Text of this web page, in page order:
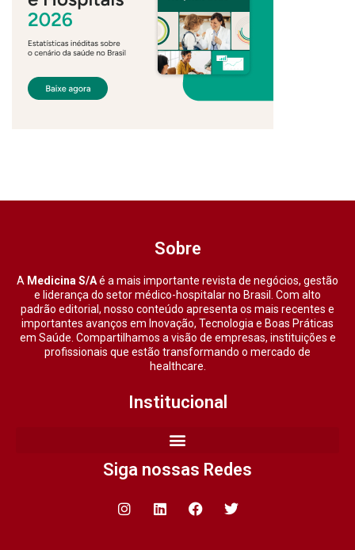
Sobre
A Medicina S/Aé a mais importante revista de negócios, gestão
e liderança do setor médico-hospitalar no Brasil. Com alto
padrão editorial, nosso conteúdo apresenta os mais recentes e
importantes avanços em Inovação, Tecnologia e Boas Práticas
em Saúde. Compartilhamos a visão de empresas, instituições e
profissionais que estão transformando o mercado de
healthcare.
Institucional
Siga nossas Redes